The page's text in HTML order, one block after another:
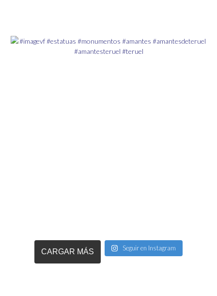
CARGAR MÁS Seguir en Instagram